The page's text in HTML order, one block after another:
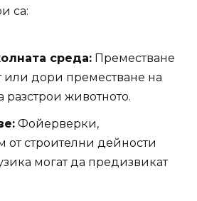
са:
среда:Преместване
или дори преместване на
животното.
Фойерверки,
строителни дейности
могат да предизвикат